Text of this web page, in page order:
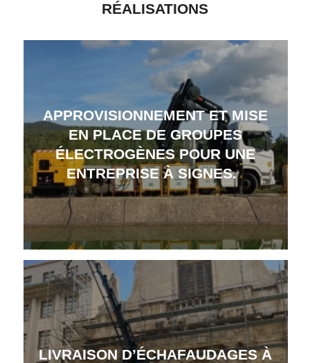
RÉALISATIONS
APPROVISIONNEMENT ET MISE
EN PLACE DE GROUPES
ÉLECTROGÈNES POUR UNE
ENTREPRISE À SIGNES.
LIVRAISON D’ÉCHAFAUDAGES À